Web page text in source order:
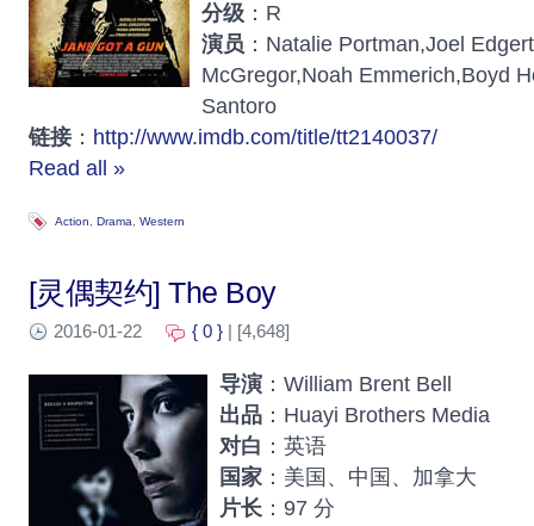
分级 ：R
演员 ：Natalie Portman,Joel
McGregor,Noah Emmerich,Boyd
Santoro
链接 ： http://www.imdb.com/title/tt2140037/
Read all »
Action Drama Western
[灵偶契约] The Boy
2016-01-22 { 0 } | [4,648]
导演 ：William Brent Bell
出品 ：Huayi Brothers Media
对白 ：英语
国家 ：美国、中国、加拿大
片长 ：97 分